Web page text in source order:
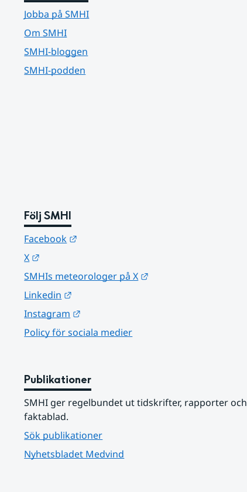
Jobba på SMHI
Om SMHI
SMHI-bloggen
SMHI-podden
Följ SMHI
Facebook
X
SMHIs meteorologer på X
Linkedin
Instagram
Policy för sociala medier
Publikationer
SMHI ger regelbundet ut tidskrifter, rapporter och
faktablad.
Sök publikationer
Nyhetsbladet Medvind